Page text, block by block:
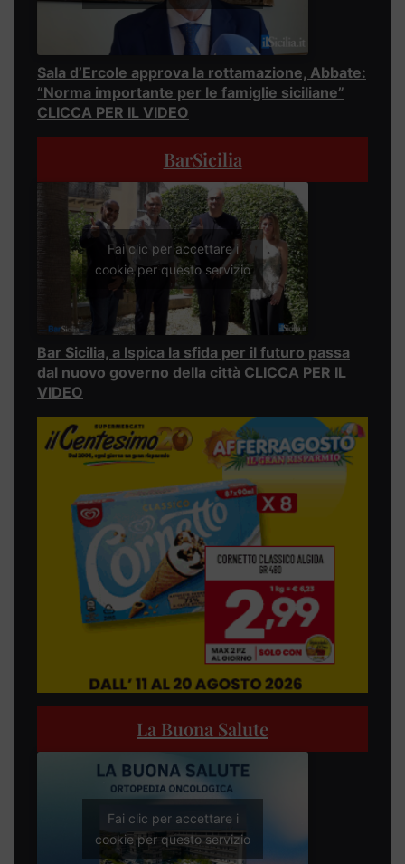
Sala d’Ercole approva la rottamazione, Abbate:
“Norma importante per le famiglie siciliane”
CLICCA PER IL VIDEO
BarSicilia
Fai clic per accettare i
cookie per questo servizio
Bar Sicilia, a Ispica la sfida per il futuro passa
dal nuovo governo della città CLICCA PER IL
VIDEO
La Buona Salute
Fai clic per accettare i
cookie per questo servizio